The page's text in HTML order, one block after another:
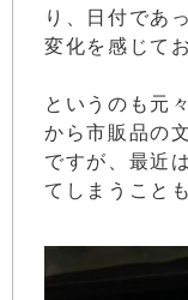
り、日付であ
変化を感じて
というのも元
から市販品の
ですが、最近
てしまうこと